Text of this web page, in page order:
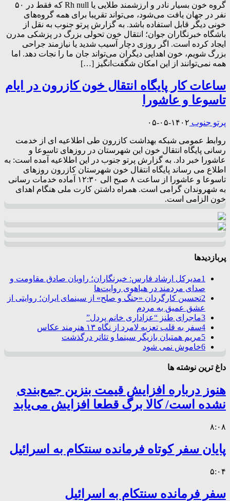
گروه خون بسیار نادر و ارزشمند طلایی یا Rh null که فقط در ۵۰
نفر در جهان یافت می‌شود، می‌تواند تقریبا برای همه گروه‌های
خونی دیگر قابل استفاده باشد. به گزارش پرتو جنوب به نقل از
باشگاه خبرنگاران جوان؛ انتقال خون تحولی بزرگ در پزشکی مدرن
ایجاد کرده است. اگر روزی دچار آسیب شدید یا نیازمند جراحی
بزرگ شویم، خون اهدایی دیگران می‌تواند جان ما را نجات دهد. اما
همه نمی‌توانند از این امکان شگفت‌انگیز […]
ساعات کار پایگاه انتقال خون کازرون در ایام
تاسوعا و عاشورا
پرتو جنوب ۱۴۰۲-۰۵-۰۵
روابط عمومی شبکه بهداشت کازرون طی اطلاعیه ای از خدمت
رسانی پایگاه انتقال خون این شهرستان در روزهای تاسوعا و
عاشورا خبر داد. به گزارش پرتو جنوب در این اطلاعیه آمده است: به
اطلاع می رساند پایگاه انتقال خون شهرستان کازرون روزهای
تاسوعا و عاشورا از ساعت ۸ صبح الی ۱۲:۳۰ آماده خدمات رسانی
به شهروندان گرامی است. همراه داشتن کارت ملی هنگام اهدای
خون الزامی است.
پربازدیدها
1مدیرکل ارشاد فارس: خبرنگاران؛ راویان صادق مقاومت و
صدای مردمند در هیاهوی روایت‌ها
2تحسین کارگردان «جنگ و صلح» از سینمای ایران؛ روایتی از
عشق عمیق به مردم
3ماجرای طنز “عزاداری خانم پردل”
4سفر به قلب تعزیه لامرد از نگاه ۱۳ هنرمند عکاس
5مریم همتیان بازیگر سینما و تئاتر درگذشت
6خاموش نمی شود
داغ ترین نوشته ها
هنوز درباره افزایش قیمت بنزین جمع‌بندی
نشده است/ کالا برگ قطعا افزایش می‌یابد
۸:۰۸
پایان سفر کوتاه فرمانده سنتکام به اسرائیل
۵:۰۴
سفر فرمانده سنتکام به اسرائیل